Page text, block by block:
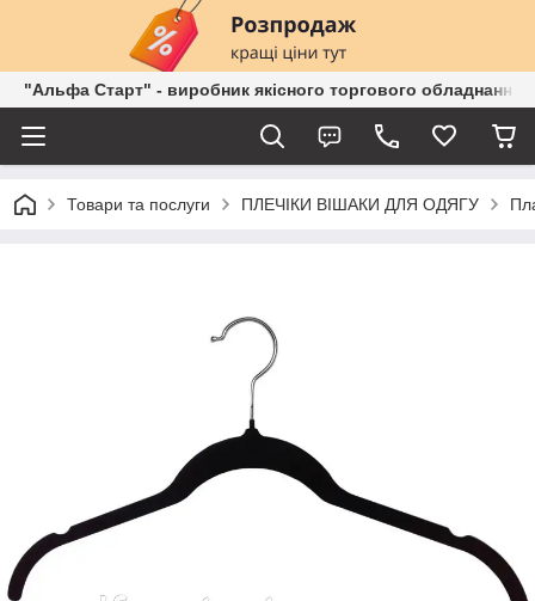
"Альфа Старт" - виробник якісного торгового обладнання
Товари та послуги ПЛЕЧІКИ ВІШАКИ ДЛЯ ОДЯГУ